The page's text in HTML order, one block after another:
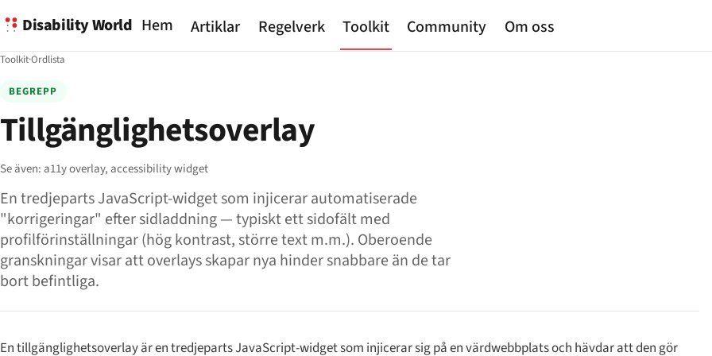
Disability World Hem Artiklar Regelverk Toolkit Community Om oss
Toolkit·Ordlista
BEGREPP
Tillgänglighetsoverlay
Se även:a11y overlay,accessibility widget
En tredjeparts JavaScript-widget som injicerar automatiserade
"korrigeringar" efter sidladdning — typiskt ett sidofält med
profilförinställningar (hög kontrast, större text m.m.). Oberoende
granskningar visar att overlays skapar nya hinder snabbare än de tar
bort befintliga.
En tillgänglighetsoverlay är en tredjeparts JavaScript-widget som injicerar sig på en värdwebbplats och hävdar att den gör